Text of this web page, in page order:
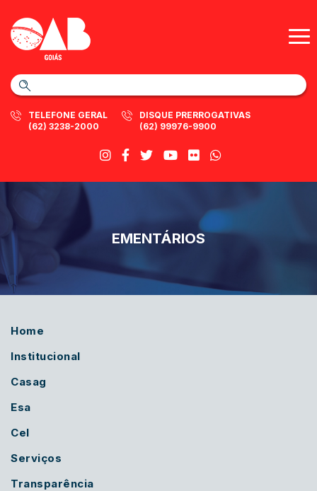
TELEFONE GERAL
(62) 3238-2000
DISQUE PRERROGATIVAS
(62) 99976-9900
EMENTÁRIOS
Home
Institucional
Casag
Esa
Cel
Serviços
Transparência